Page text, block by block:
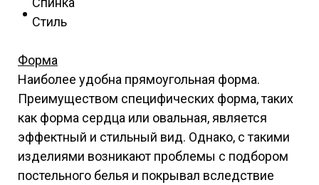
Стиль
Форма
Наиболее удобна прямоугольная форма.
Преимуществом специфических форма, таких
как форма сердца или овальная, является
эффектный и стильный вид. Однако, с такими
изделиями возникают проблемы с подбором
постельного белья и покрывал вследствие